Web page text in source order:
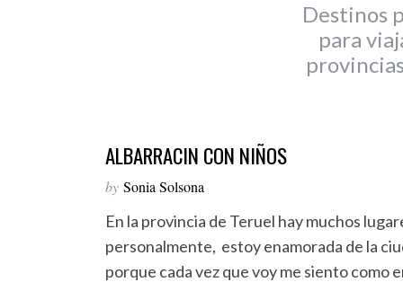
Destinos
para
ALBARRACIN CON NIÑOS
by Sonia Solsona
En la provincia de Teruel hay muchos
personalmente, estoy enamorada de la
porque cada vez que voy me siento como